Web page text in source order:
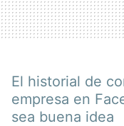
El historial de
empresa en
sea buena idea